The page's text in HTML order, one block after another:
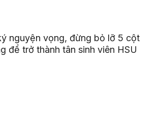
nguyện vọng, đừng bỏ lỡ 5 cột
để trở thành tân sinh viên HSU